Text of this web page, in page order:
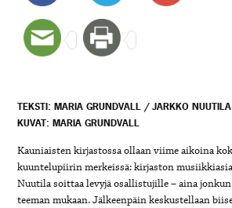
TEKSTI: MARIA GRUNDVALL / JARKKO NUUTILA
KUVAT: MARIA GRUNDVALL
Kauniaisten kirjastossa ollaan viime aikoina
kuuntelupiirin merkeissä: kirjaston
Nuutila soittaa levyjä osallistujille – aina
teeman mukaan. Jälkeenpäin keskustellaan